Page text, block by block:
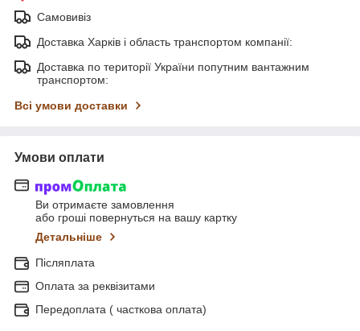
Самовивіз
Доставка Харків і область транспортом компанії:
Доставка по території України попутним вантажним
транспортом:
Всі умови доставки
Умови оплати
Ви отримаєте замовлення
або гроші повернуться на вашу картку
Детальніше
Післяплата
Оплата за реквізитами
Передоплата ( часткова оплата)